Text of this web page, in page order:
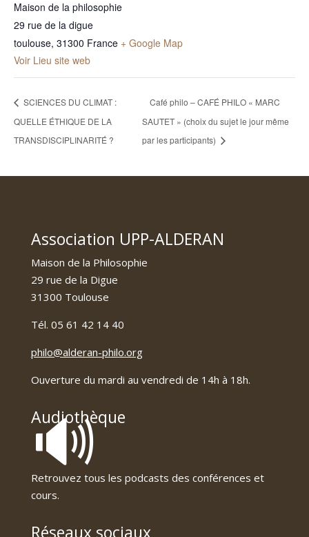
Maison de la philosophie
29 rue de la digue
toulouse, 31300 France + Google Map
Voir Lieu site web
SCIENCES DU CLIMAT :
QUELLE ÉTHIQUE DE LA
TRANSDISCIPLINARITÉ ?
Café philo – CAFÉ PHILO « MARC
SAUTET » (choix du sujet le jour même
par les participants)
Association UPP-ALDERAN
Maison de la Philosophie
29 rue de la Digue
31300 Toulouse
Tél. 05 61 42 14 40
philo@alderan-philo.org
Ouverture du mardi au vendredi de 14h à 18h.
Audiothèque
🔊
Retrouvez tous les podcasts des conférences et
cours.
Réseaux sociaux